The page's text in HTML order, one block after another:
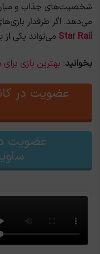
شخصیت‌های جذاب و
می‌دهد. اگر طرفدار
Star Rail می‌تواند یکی
بخوانید: بهترین بازی برای
عضویت در
عضویت